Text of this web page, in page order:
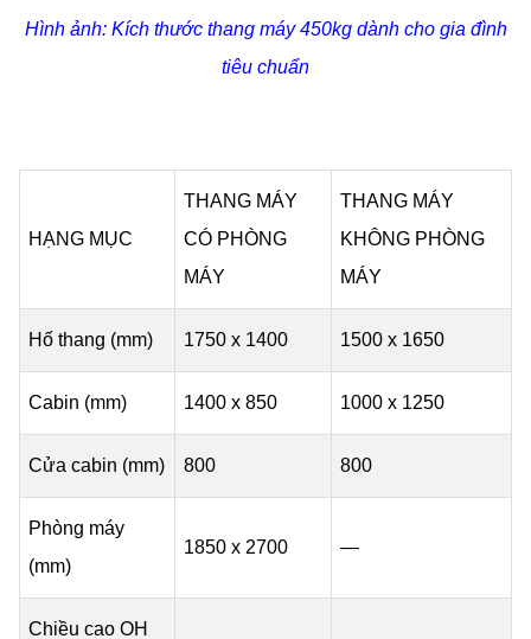
Hình ảnh: Kích thước thang máy 450kg dành cho gia đình
tiêu chuẩn
HẠNG MỤC
THANG MÁY
CÓ PHÒNG
MÁY
THANG MÁY
KHÔNG PHÒNG
MÁY
Hố thang (mm) 1750 x 1400 1500 x 1650
Cabin (mm) 1400 x 850 1000 x 1250
Cửa cabin (mm) 800 800
Phòng máy
(mm)
1850 x 2700 —
Chiều cao OH